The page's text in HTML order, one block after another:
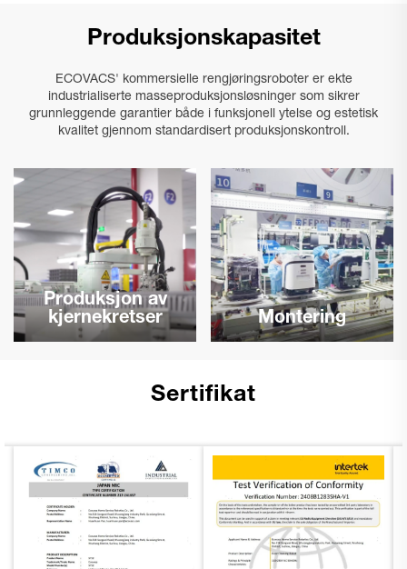
Produksjonskapasitet
ECOVACS' kommersielle rengjøringsroboter er ekte
industrialiserte masseproduksjonsløsninger som sikrer
grunnleggende garantier både i funksjonell ytelse og estetisk
kvalitet gjennom standardisert produksjonskontroll.
Produksjon av
kjernekretser
Montering
Sertifikat